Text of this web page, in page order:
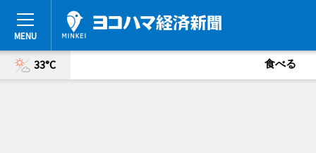
33°C 食べる